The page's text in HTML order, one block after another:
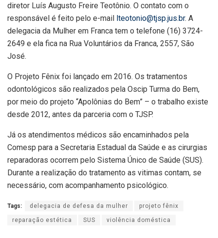
diretor Luís Augusto Freire Teotônio. O contato com o
responsável é feito pelo e-mail lteotonio@tjsp.jus.br. A
delegacia da Mulher em Franca tem o telefone (16) 3724-
2649 e ela fica na Rua Voluntários da Franca, 2557, São
José.
O Projeto Fênix foi lançado em 2016. Os tratamentos
odontológicos são realizados pela Oscip Turma do Bem,
por meio do projeto “Apolônias do Bem” – o trabalho existe
desde 2012, antes da parceria com o TJSP.
Já os atendimentos médicos são encaminhados pela
Comesp para a Secretaria Estadual da Saúde e as cirurgias
reparadoras ocorrem pelo Sistema Único de Saúde (SUS).
Durante a realização do tratamento as vitimas contam, se
necessário, com acompanhamento psicológico.
Tags: delegacia de defesa da mulher projeto fênix
reparação estética SUS violência doméstica